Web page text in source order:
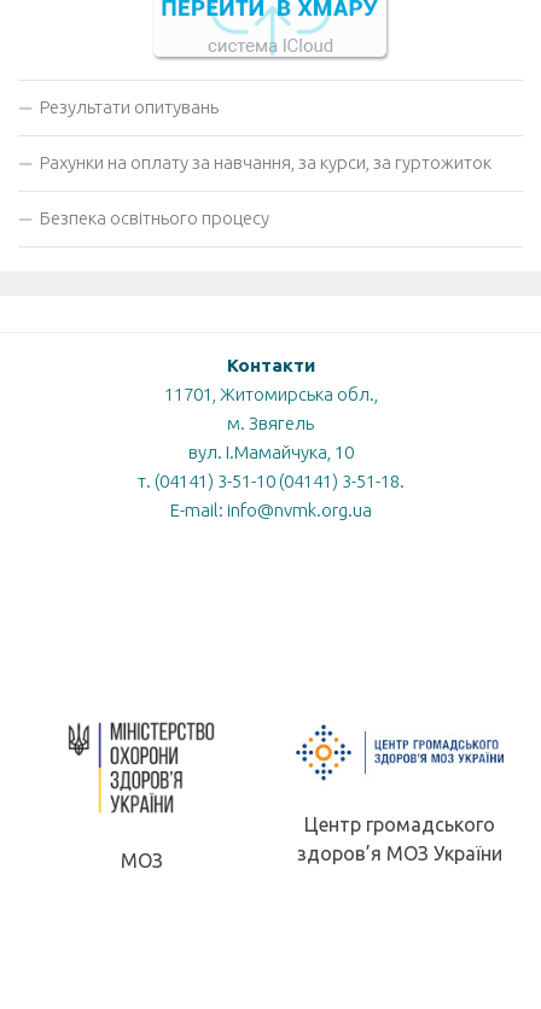
Результати опитувань
Рахунки на оплату за навчання, за курси, за гуртожиток
Безпека освітнього процесу
Контакти
11701, Житомирська обл.,
м. Звягель
вул. І.Мамайчука, 10
т. (04141) 3-51-10 (04141) 3-51-18.
E-mail: info@nvmk.org.ua
МОЗ
Центр громадського
здоров’я МОЗ України